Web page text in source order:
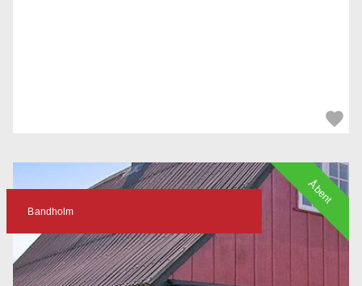
Bandholm
Åbent